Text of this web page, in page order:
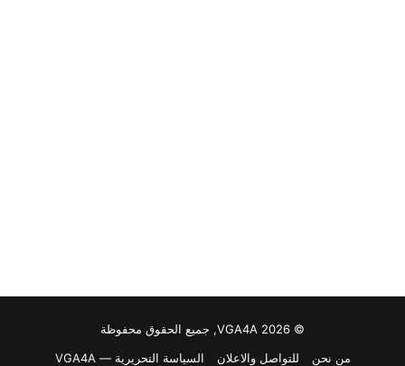
© VGA4A 2026, جميع الحقوق محفوظة
من نحن
للتواصل والاعلان
السياسة التحريرية — VGA4A